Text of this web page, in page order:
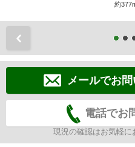
約
メールでお
電話でお
現況の確認はお気軽に